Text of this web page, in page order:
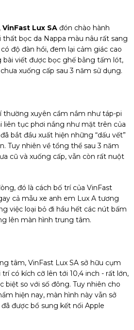
VinFast Lux SA đón chào hành
bọc da Nappa màu nâu rất sang
độ đàn hồi, đem lại cảm giác cao
bài viết được bọc ghế bằng tấm lót,
xuống cấp sau 3 năm sử dụng.
thường xuyên cầm nắm như táp-pi
liên tục phơi nắng như mặt trên của
bắt đầu xuất hiện những “dấu vết”
Tuy nhiên về tổng thể sau 3 năm
cũ và xuống cấp, vẫn còn rất nuột
đó là cách bố trí của VinFast
cả mẫu xe anh em Lux A tương
việc loại bỏ đi hầu hết các nút bấm
lên màn hình trung tâm.
tâm, VinFast Lux SA sở hữu cụm
có kích cỡ lên tới 10,4 inch - rất lớn,
biệt so với số đông. Tuy nhiên cho
hiện nay, màn hình này vẫn sở
được bổ sung kết nối Apple